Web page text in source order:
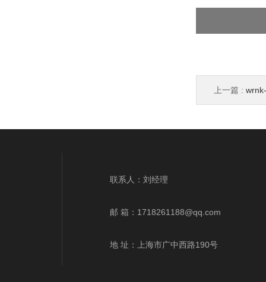
上一篇 :
联系人：刘经理
邮 箱： 1718261188@qq.com
地 址：上海市广中西路190号